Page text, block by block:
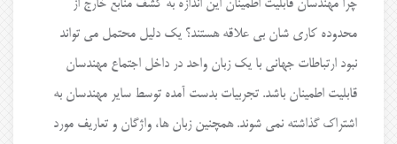
چرا مهندسان قابلیت اطمینان این اندازه به کشف منابع خارج از
محدوده کاری شان بی علاقه هستند؟ یک دلیل محتمل می تواند
نبود ارتباطات جهانی با یک زبان واحد در داخل اجتماع مهندسان
قابلیت اطمینان باشد. تجربیات بدست آمده توسط سایر مهندسان به
اشتراک گذاشته نمی شوند. همچنین زبان ها، واژگان و تعاریف مورد